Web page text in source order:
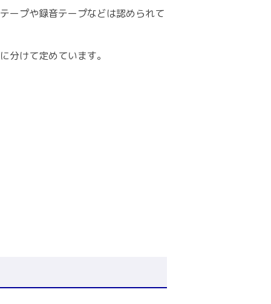
ープや録音テープなどは認められて
分けて定めています。